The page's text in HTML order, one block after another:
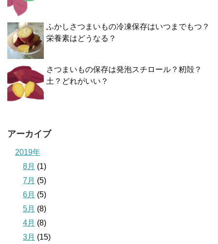
ふかしさつまいもの冷凍保存はいつまでもつ？
栄養素はどうなる？
さつまいもの保存は発泡スチロール？籾殻？
土？どれがいい？
アーカイブ
2019年
8月 (1)
7月 (5)
6月 (5)
5月 (8)
4月 (8)
3月 (15)